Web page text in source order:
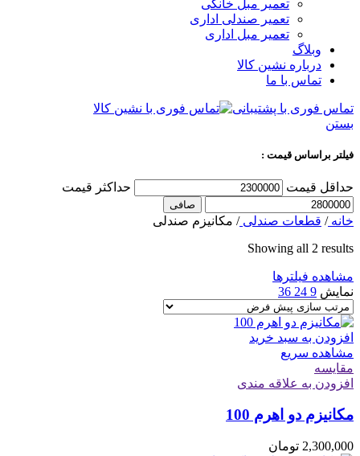
تعمیر مبل خانگی
تعمیر صندلی اداری
تعمیر مبل اداری
وبلاگ
درباره نشین کالا
تماس با ما
تماس فوری با پشتیبانی
بستن
فیلتر براساس قیمت :
حداقل قیمت حداكثر قيمت
صافی
خانه/ قطعات صندلی/ مکانیزم صندلی
Showing all 2 results
مشاهده فیلترها
نمایش 9
24
36
افزودن به سبد خرید
مشاهده سریع
مقایسه
افزودن به علاقه مندی
مکانیزم دو اهرم 100
2,300,000 تومان